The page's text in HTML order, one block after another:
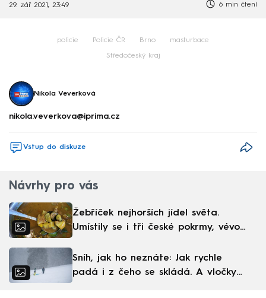
29. zář 2021, 23:49 6 min čtení
policie Policie ČR Brno masturbace
Středočeský kraj
Nikola Veverková
nikola.veverkova@iprima.cz
Vstup do diskuze
Návrhy pro vás
Žebříček nejhorších jídel světa.
Umístily se i tři české pokrmy, vévodí
Sníh, jak ho neznáte: Jak rychle
padá i z čeho se skládá. A vločky